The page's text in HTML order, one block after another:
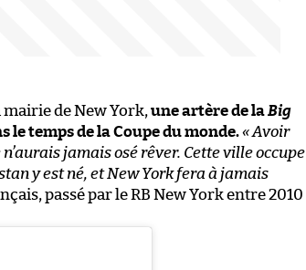
de New York, une artère de laBig
temps de la Coupe du monde.« Avoir
jamais osé rêver. Cette ville occupe
y est né, et New York fera à jamais
passé par le RB New York entre 2010